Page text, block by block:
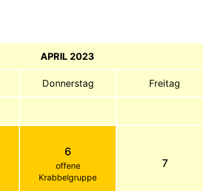
APRIL 2023
Donnerstag Freitag
6
offene
Krabbelgruppe
7